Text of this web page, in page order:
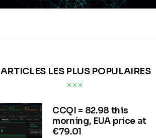
ARTICLES LES PLUS POPULAIRES
CCQI = 82.98 this
morning, EUA price at
€79.01